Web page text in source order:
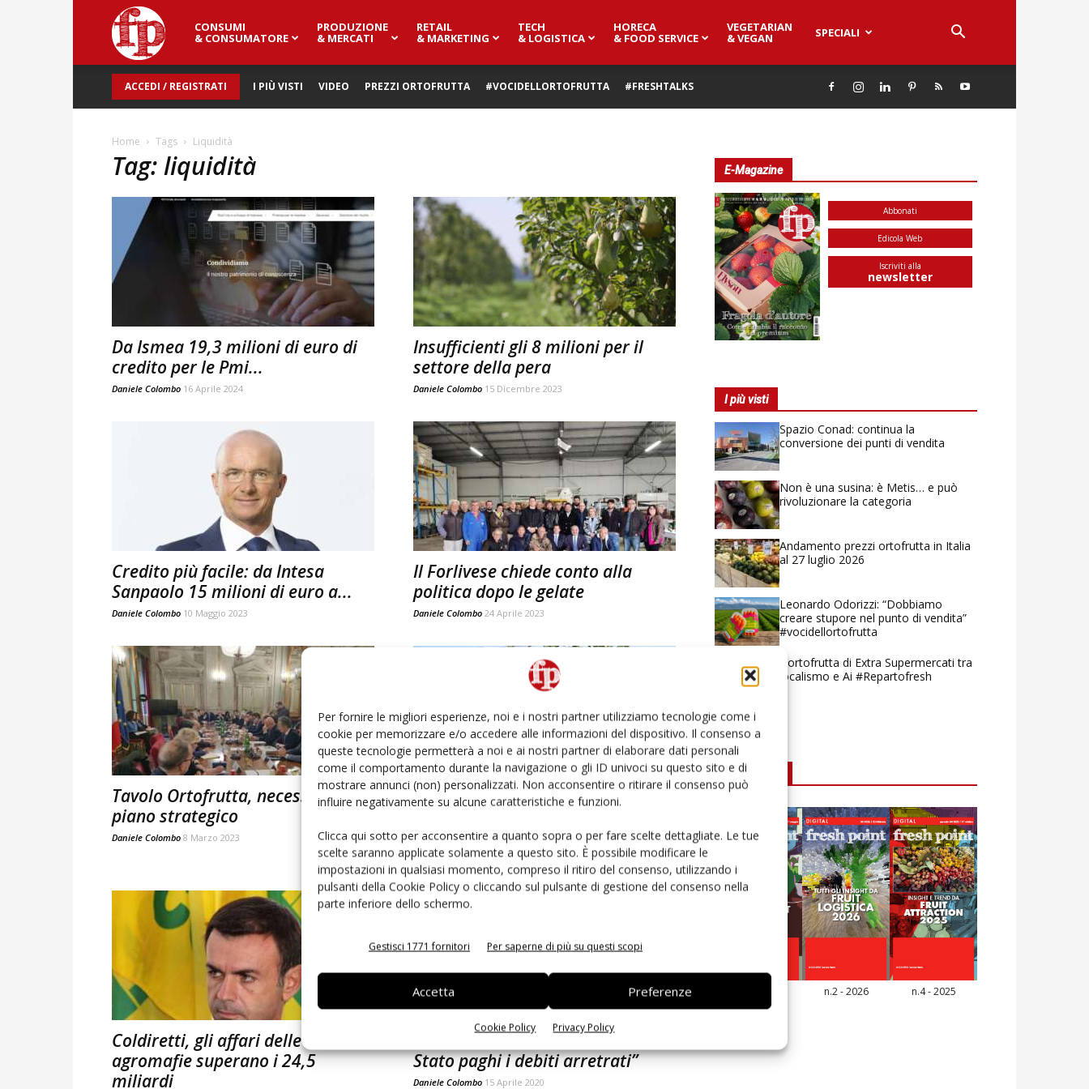
Per fornire le migliori esperienze, noi e i nostri partner utilizziamo tecnologie come i
cookie per memorizzare e/o accedere alle informazioni del dispositivo. Il consenso a
queste tecnologie permetterà a noi e ai nostri partner di elaborare dati personali
come il comportamento durante la navigazione o gli ID univoci su questo sito e di
mostrare annunci (non) personalizzati. Non acconsentire o ritirare il consenso può
influire negativamente su alcune caratteristiche e funzioni.
Clicca qui sotto per acconsentire a quanto sopra o per fare scelte dettagliate. Le tue
scelte saranno applicate solamente a questo sito. È possibile modificare le
impostazioni in qualsiasi momento, compreso il ritiro del consenso, utilizzando i
pulsanti della Cookie Policy o cliccando sul pulsante di gestione del consenso nella
parte inferiore dello schermo.
Gestisci 1771 fornitori Per saperne di più su questi scopi
Accetta Preferenze
Cookie Policy Privacy Policy
Fresh
Point
Magazine
CONSUMI
& CONSUMATORE
PRODUZIONE
& MERCATI
RETAIL
& MARKETING
TECH
& LOGISTICA
HORECA
& FOOD SERVICE
VEGETARIAN
& VEGAN SPECIALI
ACCEDI / REGISTRATI I PIÙ VISTI VIDEO PREZZI ORTOFRUTTA #VOCIDELLORTOFRUTTA #FRESHTALKS
Home Tags Liquidità
Tag: liquidità
Da Ismea 19,3 milioni di euro di
credito per le Pmi...
Daniele Colombo 16 Aprile 2024
Insufficienti gli 8 milioni per il
settore della pera
Daniele Colombo 15 Dicembre 2023
Credito più facile: da Intesa
Sanpaolo 15 milioni di euro a...
Daniele Colombo 10 Maggio 2023
Il Forlivese chiede conto alla
politica dopo le gelate
Daniele Colombo 24 Aprile 2023
Tavolo Ortofrutta, necessario un
piano strategico
Daniele Colombo 8 Marzo 2023
Intesa Sanpaolo e Ortofruit Italia:
credito
Daniele Colombo 8 Marzo 2021
Coldiretti, gli affari delle
agromafie superano i 24,5
miliardi
Luca Garletti (Mc Garlet): “Lo
Stato paghi i debiti arretrati”
Daniele Colombo 15 Aprile 2020
E-Magazine
Abbonati
Edicola Web
Iscriviti alla
newsletter
I più visti
Spazio Conad: continua la
conversione dei punti di vendita
Non è una susina: è Metis… e può
rivoluzionare la categoria
Andamento prezzi ortofrutta in Italia
al 27 luglio 2026
Leonardo Odorizzi: “Dobbiamo
creare stupore nel punto di vendita”
#vocidellortofrutta
L’ortofrutta di Extra Supermercati tra
localismo e Ai #Repartofresh
E-magazine
n.2 - 2026 n.4 - 2025
Edicola Web